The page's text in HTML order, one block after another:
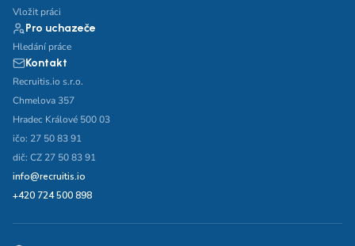
Vložit práci
Pro uchazeče
Hledání práce
Kontakt
Recruitis.io s.r.o.
Chmelova 357
Hradec Králové 500 03
ičo: 27 50 83 91
dič: CZ 27 50 83 91
info@recruitis.io
+420 724 500 898